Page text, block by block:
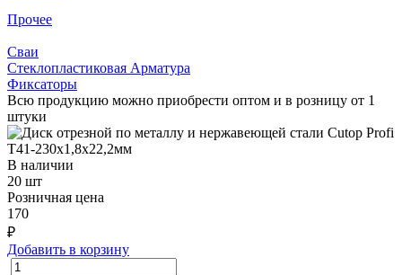
Прочее
Сваи
Стеклопластиковая Арматура
Фиксаторы
Всю продукцию можно приобрести оптом и в розницу от 1
штуки
В наличии
20 шт
Розничная цена
170
₽
Добавить в корзину